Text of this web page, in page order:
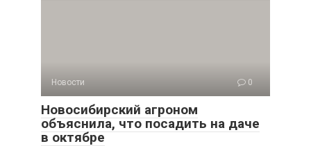
Новости 0
Новосибирский агроном
объяснила, что посадить на даче
в октябре